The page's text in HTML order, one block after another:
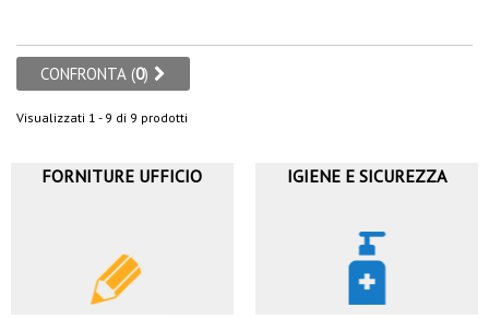
CONFRONTA (0)
Visualizzati 1 - 9 di 9 prodotti
FORNITURE UFFICIO IGIENE E SICUREZZA